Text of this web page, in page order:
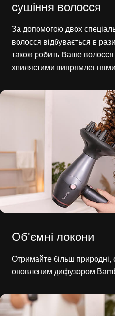
сушіння волосся
За допомогою двох
волосся відбувається в
також робить Ваше
хвилястими
Об'ємні локони
Отримайте більш природні,
оновленим дифузором